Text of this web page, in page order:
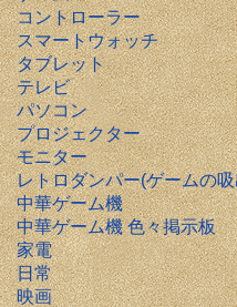
コントローラー
スマートウォッチ
タブレット
テレビ
パソコン
プロジェクター
モニター
レトロダンパー(ゲームの
中華ゲーム機
中華ゲーム機 色々掲示板
家電
日常
映画